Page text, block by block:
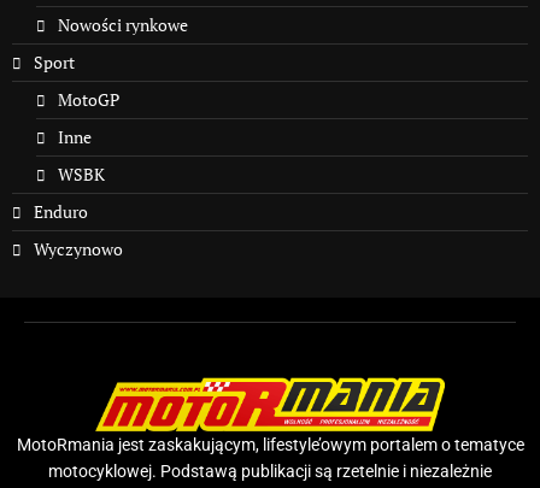
Nowości rynkowe
Sport
MotoGP
Inne
WSBK
Enduro
Wyczynowo
MotoRmania jest zaskakującym, lifestyle’owym portalem o tematyce
motocyklowej. Podstawą publikacji są rzetelnie i niezależnie